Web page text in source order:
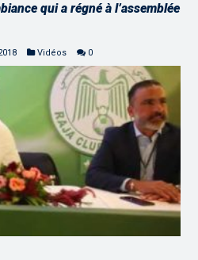
qui a régné à l’assemblée
Vidéos 0